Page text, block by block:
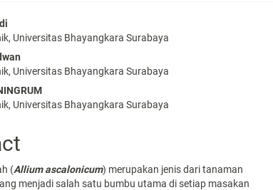
Universitas Bhayangkara Surabaya
Universitas Bhayangkara Surabaya
Universitas Bhayangkara Surabaya
(Allium ascalonicum) merupakan jenis dari tanaman
menjadi salah satu bumbu utama di setiap masakan